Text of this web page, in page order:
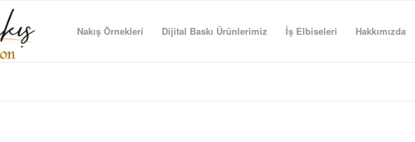
Nakış Örnekleri Dijital Baskı Ürünlerimiz İş Elbiseleri Hakkımızda